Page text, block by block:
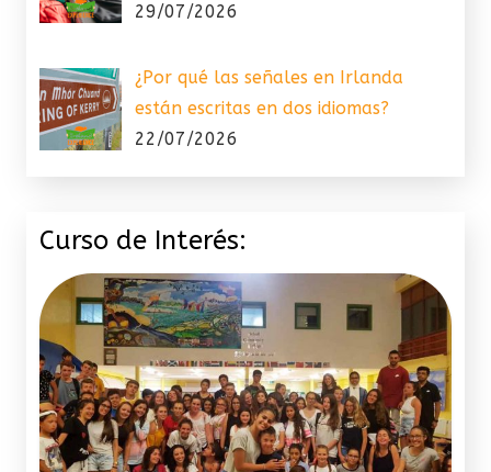
29/07/2026
¿Por qué las señales en Irlanda
están escritas en dos idiomas?
22/07/2026
Curso de Interés: